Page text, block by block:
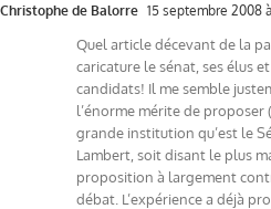
Christophe de Balorre 15 septembre 2008
Quel article décevant de la
caricature le sénat, ses élus
candidats! Il me semble
l’énorme mérite de
grande institution qu’est le
Lambert, soit disant le plus
proposition à largement
débat. L’expérience a déjà